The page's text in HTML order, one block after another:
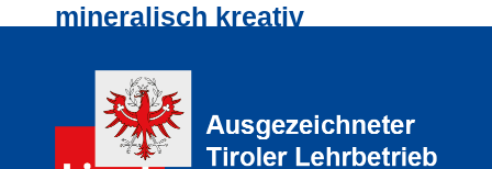
mineralisch kreativ